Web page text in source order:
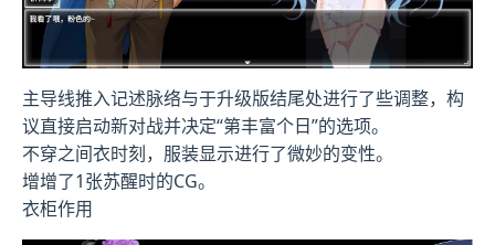
主导线推入记述脉络与于升级版结尾处进行了些调整，构
议直接启动新对战并决定“第丰富个日”的选项。
不穿之间衣时刻，服装显示进行了微妙的变性。
增增了1张苏醒时的CG。
衣柜作用